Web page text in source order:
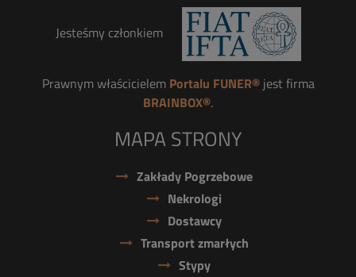
Jesteśmy członkiem
Prawnym właścicielem Portalu FUNER®jest firma
BRAINBOX®.
MAPA STRONY
Zakłady Pogrzebowe
Nekrologi
Dostawcy
Transport zmarłych
Stypy